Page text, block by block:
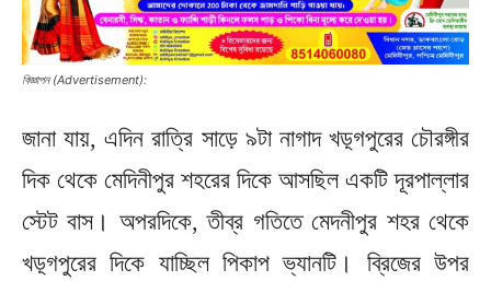
বিজ্ঞাপন (Advertisement):
জানা যায়, এদিন রাত্রি সাড়ে ৯টা নাগাদ খড়্গপুরের চৌরঙ্গীর
দিক থেকে মেদিনীপুর শহরের দিকে আসছিল একটি দূরপাল্লার
স্টেট বাস। অপরদিকে, তীব্র গতিতে মেদনীপুর শহর থেকে
খড়্গপুরের দিকে যাচ্ছিল পিকাপ ভ্যানটি। ব্রিজের উপর